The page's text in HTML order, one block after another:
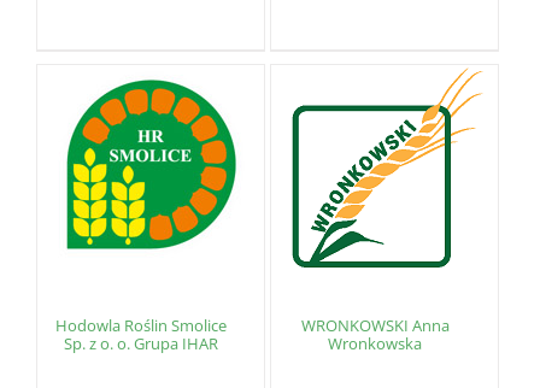
Hodowla Roślin Smolice
Sp. z o. o. Grupa IHAR
WRONKOWSKI Anna
Wronkowska